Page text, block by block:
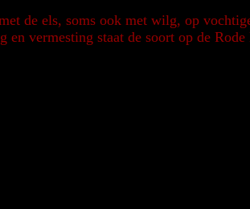
de els, soms ook met wilg, op
vermesting staat de soort op de